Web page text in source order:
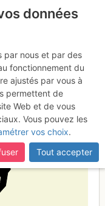
données
par nous et par des
fonctionnement du
ajustés par vous à
permettent de
Web et de vous
Vous pouvez les
vos choix.
Tout accepter